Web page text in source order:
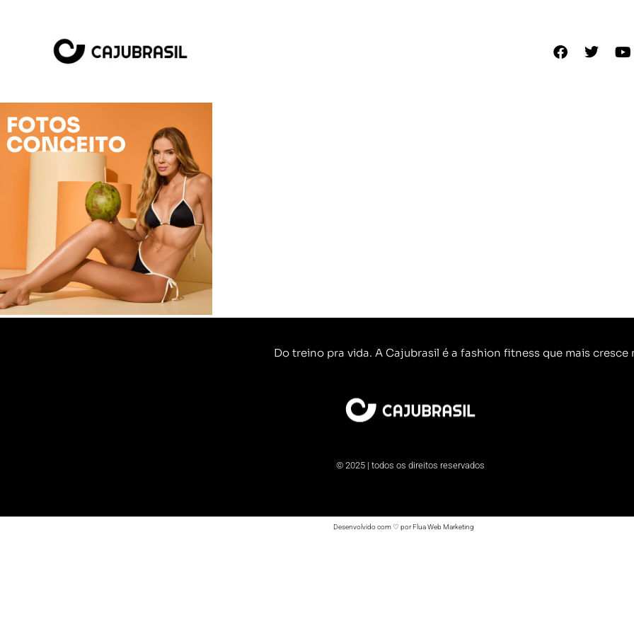
Do treino pra vida. A Cajubrasil é a fashion fitness que mais cresce
© 2025 | todos os direitos reservados
Desenvolvido com ♡ por Flua Web Marketing